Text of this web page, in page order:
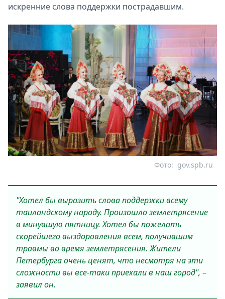
искренние слова поддержки пострадавшим.
gov.spb.ru
Фото:
"Хотел бы выразить слова поддержки всему
таиландскому народу. Произошло землетрясение
в минувшую пятницу. Хотел бы пожелать
скорейшего выздоровления всем, получившим
травмы во время землетрясения. Жители
Петербурга очень ценят, что несмотря на эти
сложности вы все-таки приехали в наш город", –
заявил он.